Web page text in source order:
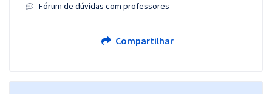
Fórum de dúvidas com professores
Compartilhar